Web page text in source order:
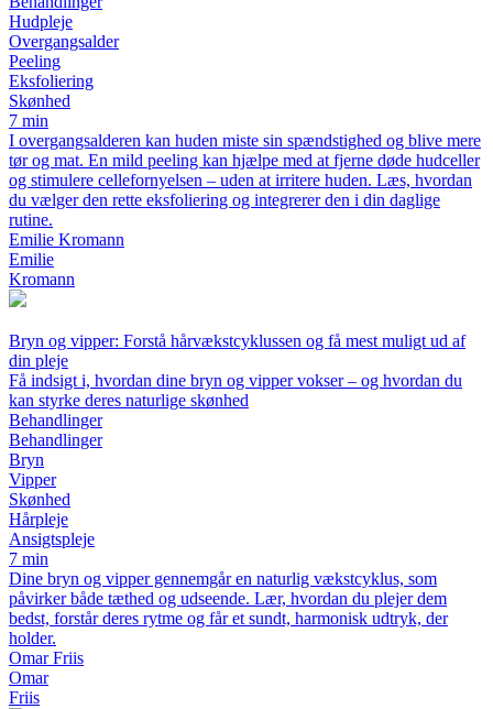
Hudpleje
Overgangsalder
Peeling
Eksfoliering
Skønhed
7 min
I overgangsalderen kan huden miste sin spændstighed og blive mere
tør og mat. En mild peeling kan hjælpe med at fjerne døde hudceller
og stimulere cellefornyelsen – uden at irritere huden. Læs, hvordan
du vælger den rette eksfoliering og integrerer den i din daglige
rutine.
Emilie Kromann
Emilie
Kromann
Bryn og vipper: Forstå hårvækstcyklussen og få mest muligt ud af
din pleje
Få indsigt i, hvordan dine bryn og vipper vokser – og hvordan du
kan styrke deres naturlige skønhed
Behandlinger
Behandlinger
Bryn
Vipper
Skønhed
Hårpleje
Ansigtspleje
7 min
Dine bryn og vipper gennemgår en naturlig vækstcyklus, som
påvirker både tæthed og udseende. Lær, hvordan du plejer dem
bedst, forstår deres rytme og får et sundt, harmonisk udtryk, der
holder.
Omar Friis
Omar
Friis